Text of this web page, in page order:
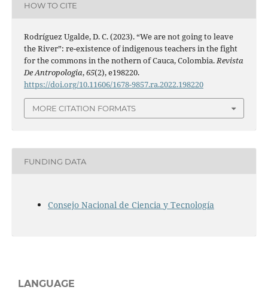
HOW TO CITE
Rodríguez Ugalde, D. C. (2023). “We are not going to leave
the River”: re-existence of indigenous teachers in the fight
for the commons in the nothern of Cauca, Colombia.Revista
De Antropologia,65(2), e198220.
https://doi.org/10.11606/1678-9857.ra.2022.198220
MORE CITATION FORMATS
FUNDING DATA
Consejo Nacional de Ciencia y Tecnología
LANGUAGE